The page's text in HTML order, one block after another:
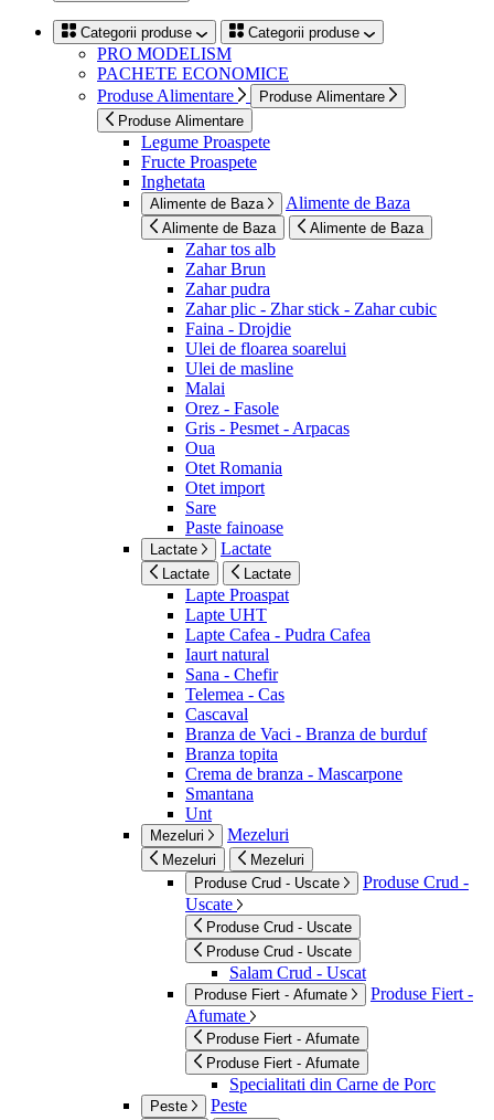
Categorii produse Categorii produse
PRO MODELISM
PACHETE ECONOMICE
Produse Alimentare
Produse Alimentare
Produse Alimentare
Legume Proaspete
Fructe Proaspete
Inghetata
Alimente de Baza Alimente de Baza
Alimente de Baza Alimente de Baza
Zahar tos alb
Zahar Brun
Zahar pudra
Zahar plic - Zhar stick - Zahar cubic
Faina - Drojdie
Ulei de floarea soarelui
Ulei de masline
Malai
Orez - Fasole
Gris - Pesmet - Arpacas
Oua
Otet Romania
Otet import
Sare
Paste fainoase
Lactate Lactate
Lactate Lactate
Lapte Proaspat
Lapte UHT
Lapte Cafea - Pudra Cafea
Iaurt natural
Sana - Chefir
Telemea - Cas
Cascaval
Branza de Vaci - Branza de burduf
Branza topita
Crema de branza - Mascarpone
Smantana
Unt
Mezeluri Mezeluri
Mezeluri
Mezeluri
Produse Crud - Uscate
Produse Crud -
Uscate
Produse Crud - Uscate
Produse Crud - Uscate
Salam Crud - Uscat
Produse Fiert - Afumate
Produse Fiert -
Afumate
Produse Fiert - Afumate
Produse Fiert - Afumate
Specialitati din Carne de Porc
Peste Peste